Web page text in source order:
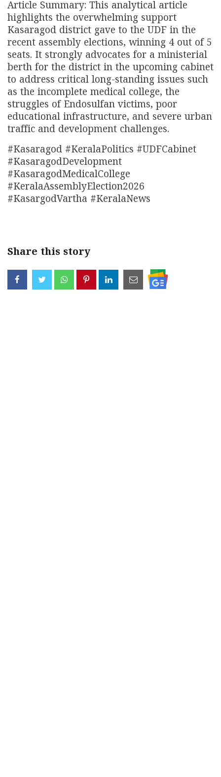
Article Summary: This analytical article
highlights the overwhelming support
Kasaragod district gave to the UDF in the
recent assembly elections, winning 4 out of 5
seats. It strongly advocates for a ministerial
berth for the district in the upcoming cabinet
to address critical long-standing issues such
as the incomplete medical college, the
struggles of Endosulfan victims, poor
educational infrastructure, and severe urban
traffic and development challenges.
#Kasaragod #KeralaPolitics #UDFCabinet
#KasaragodDevelopment
#KasaragodMedicalCollege
#KeralaAssemblyElection2026
#KasargodVartha #KeralaNews
Share this story